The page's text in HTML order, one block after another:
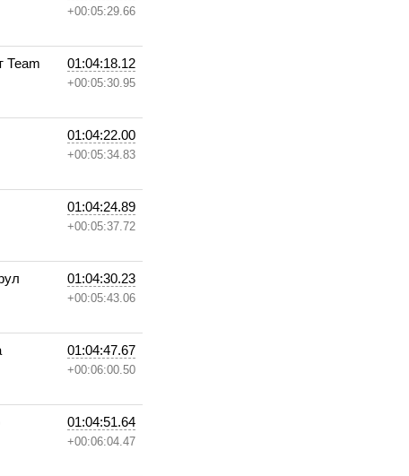
+00:05:29.66
Теаm 01:04:18.12
+00:05:30.95
01:04:22.00
+00:05:34.83
01:04:24.89
+00:05:37.72
01:04:30.23
+00:05:43.06
01:04:47.67
+00:06:00.50
01:04:51.64
+00:06:04.47